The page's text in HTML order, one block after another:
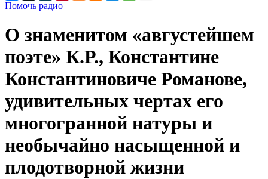
Помочь радио
О знаменитом «августейшем
поэте» К.Р., Константине
Константиновиче Романове,
удивительных чертах его
многогранной натуры и
необычайно насыщенной и
плодотворной жизни